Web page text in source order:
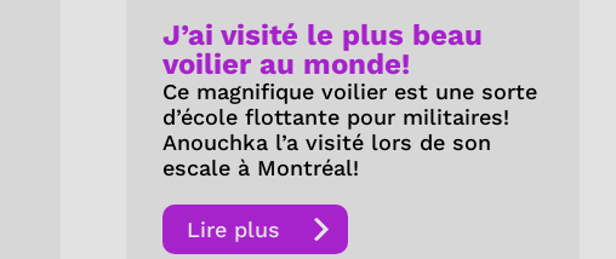
J’ai visité le plus beau
voilier au monde!
Ce magnifique voilier est une sorte
d’école flottante pour militaires!
Anouchka l’a visité lors de son
escale à Montréal!
Lire plus